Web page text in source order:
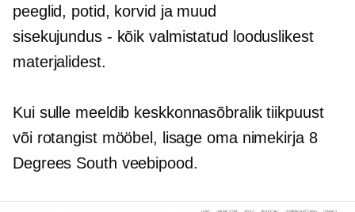
peeglid, potid, korvid ja muud
sisekujundus - kõik valmistatud looduslikest
materjalidest.
Kui sulle meeldib keskkonnasõbraliktiikpuust
või rotangist mööbel, lisage oma nimekirja 8
Degrees South veebipood.